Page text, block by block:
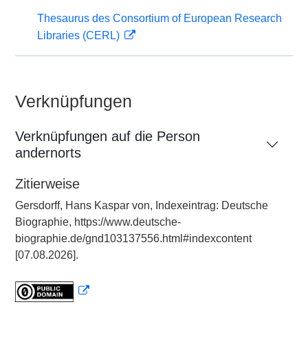
Thesaurus des Consortium of European Research
Libraries (CERL)
Verknüpfungen
Verknüpfungen auf die Person
andernorts
Zitierweise
Gersdorff, Hans Kaspar von, Indexeintrag: Deutsche
Biographie, https://www.deutsche-
biographie.de/gnd103137556.html#indexcontent
[07.08.2026].